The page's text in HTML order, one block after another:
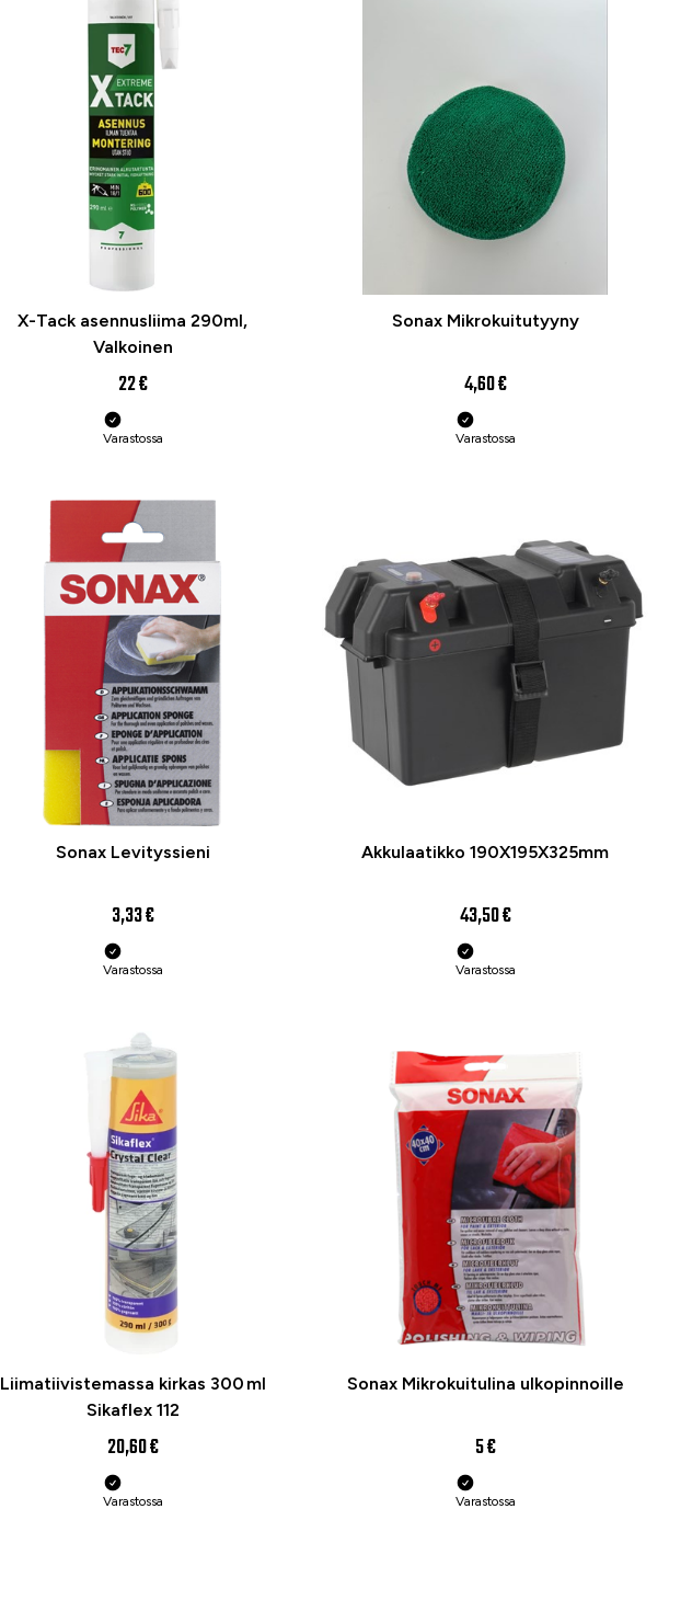
X-Tack asennusliima 290ml,
Valkoinen
22 €
Varastossa
Sonax Mikrokuitutyyny
4,60 €
Varastossa
Sonax Levityssieni
3,33 €
Varastossa
Akkulaatikko 190X195X325mm
43,50 €
Varastossa
Liimatiivistemassa kirkas 300 ml
Sikaflex 112
20,60 €
Varastossa
Sonax Mikrokuitulina ulkopinnoille
5 €
Varastossa